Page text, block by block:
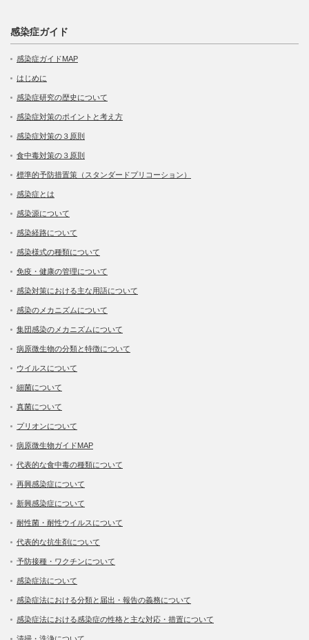
感染症ガイド
感染症ガイドMAP
はじめに
感染症研究の歴史について
感染症対策のポイントと考え方
感染症対策の３原則
食中毒対策の３原則
標準的予防措置策（スタンダードプリコーション）
感染症とは
感染源について
感染経路について
感染様式の種類について
免疫・健康の管理について
感染対策における主な用語について
感染のメカニズムについて
集団感染のメカニズムについて
病原微生物の分類と特徴について
ウイルスについて
細菌について
真菌について
プリオンについて
病原微生物ガイドMAP
代表的な食中毒の種類について
再興感染症について
新興感染症について
耐性菌・耐性ウイルスについて
代表的な抗生剤について
予防接種・ワクチンについて
感染症法について
感染症法における分類と届出・報告の義務について
感染症法における感染症の性格と主な対応・措置について